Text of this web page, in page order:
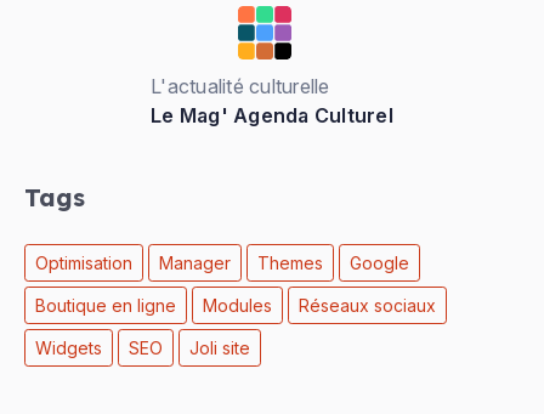
L'actualité culturelle
Le Mag' Agenda Culturel
Tags
Optimisation Manager Themes Google
Boutique en ligne Modules Réseaux sociaux
Widgets SEO Joli site